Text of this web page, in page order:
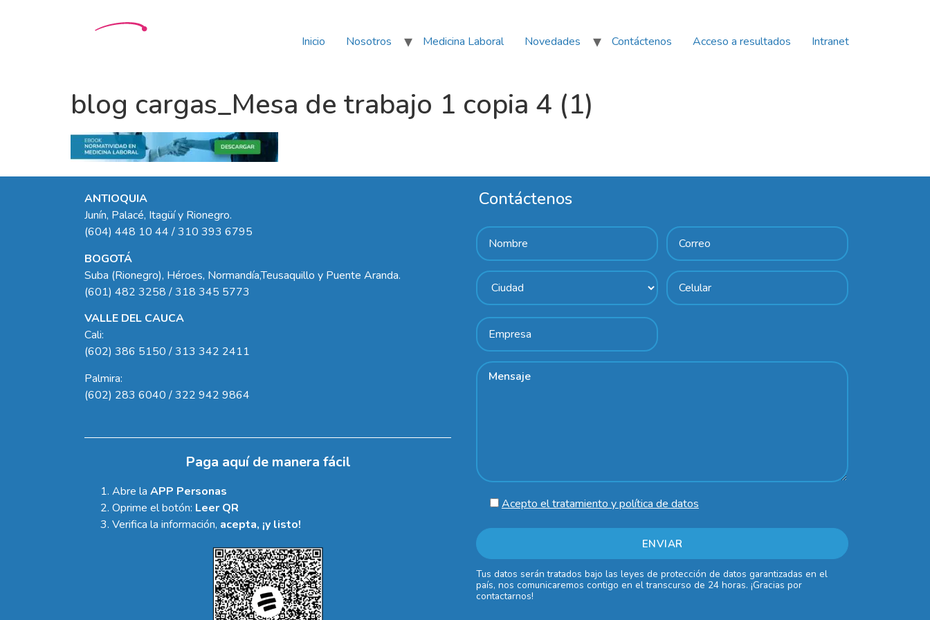
Inicio Nosotros Medicina Laboral Novedades Contáctenos Acceso a resultados Intranet
blog cargas_Mesa de trabajo 1 copia 4 (1)
ANTIOQUIA
Junín, Palacé, Itagüí y Rionegro.
(604) 448 10 44 / 310 393 6795
BOGOTÁ
Suba (Rionegro), Héroes, Normandía,Teusaquillo y Puente Aranda.
(601) 482 3258 / 318 345 5773
VALLE DEL CAUCA
Cali:
(602) 386 5150 / 313 342 2411
Palmira:
(602) 283 6040 / 322 942 9864
Paga aquí de manera fácil
Abre la APP Personas
Oprime el botón: Leer QR
Verifica la información, acepta, ¡y listo!
Contáctenos
Acepto el tratamiento y política de datos
Tus datos serán tratados bajo las leyes de protección de datos garantizadas en el
país, nos comunicaremos contigo en el transcurso de 24 horas. ¡Gracias por
contactarnos!